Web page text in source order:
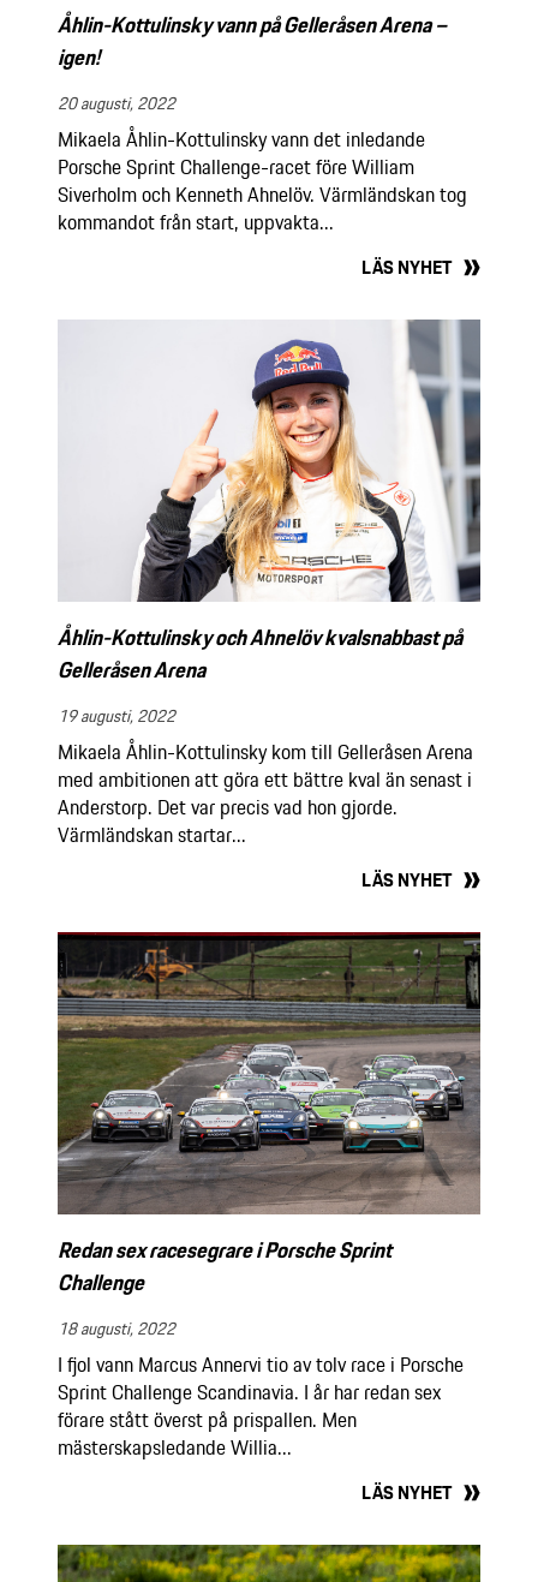
Åhlin-Kottulinsky vann på Gelleråsen Arena –
igen!
20 augusti, 2022
Mikaela Åhlin-Kottulinsky vann det inledande
Porsche Sprint Challenge-racet före William
Siverholm och Kenneth Ahnelöv. Värmländskan tog
kommandot från start, uppvakta...
LÄS NYHET
Åhlin-Kottulinsky och Ahnelöv kvalsnabbast på
Gelleråsen Arena
19 augusti, 2022
Mikaela Åhlin-Kottulinsky kom till Gelleråsen Arena
med ambitionen att göra ett bättre kval än senast i
Anderstorp. Det var precis vad hon gjorde.
Värmländskan startar...
LÄS NYHET
Redan sex racesegrare i Porsche Sprint
Challenge
18 augusti, 2022
I fjol vann Marcus Annervi tio av tolv race i Porsche
Sprint Challenge Scandinavia. I år har redan sex
förare stått överst på prispallen. Men
mästerskapsledande Willia...
LÄS NYHET